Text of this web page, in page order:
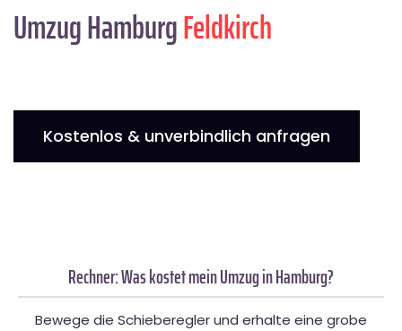
Umzug HamburgFeldkirch
Kostenlos & unverbindlich anfragen
Rechner: Was kostet mein Umzug in Hamburg?
Bewege die Schieberegler und erhalte eine grobe